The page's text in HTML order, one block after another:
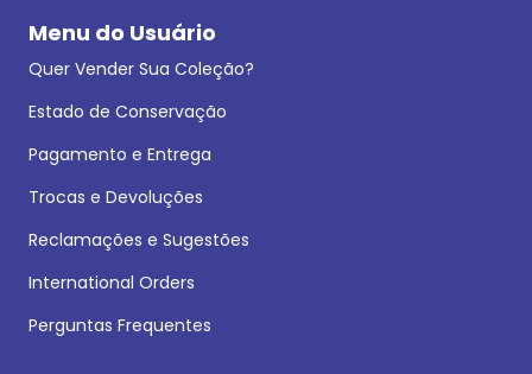
Menu do Usuário
Quer Vender Sua Coleção?
Estado de Conservação
Pagamento e Entrega
Trocas e Devoluções
Reclamações e Sugestões
International Orders
Perguntas Frequentes